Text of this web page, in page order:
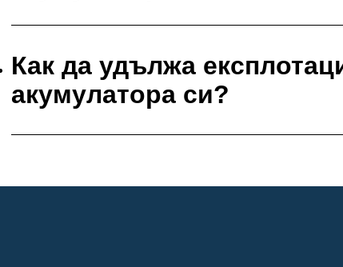
Как да удължа
акумулатора си?